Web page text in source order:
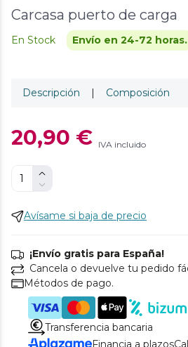
Carcasa puerto de carga
En Stock Envío en 24-72 horas.
Descripción | Composición
20,90 € IVA incluido
Avísame si baja de precio
¡Envío gratis para España!
Cancela o devuelve tu pedido
Métodos de pago.
Transferencia bancaria
Financia a plazos